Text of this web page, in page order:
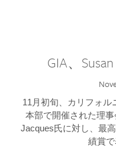
GIA、
11月初旬、カリフォ
本部で開催された理
Jacques氏に対し、最
績賞で